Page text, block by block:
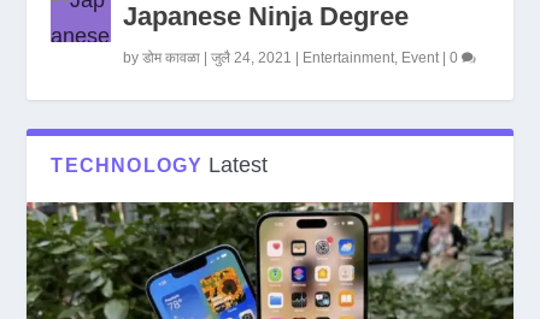
Japanese Ninja Degree
byडोम कावळा |जुलै 24, 2021 Entertainment, Event|0
TECHNOLOGY Latest